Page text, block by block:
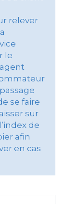
relever
le
se faire
sur
de
afin
en cas